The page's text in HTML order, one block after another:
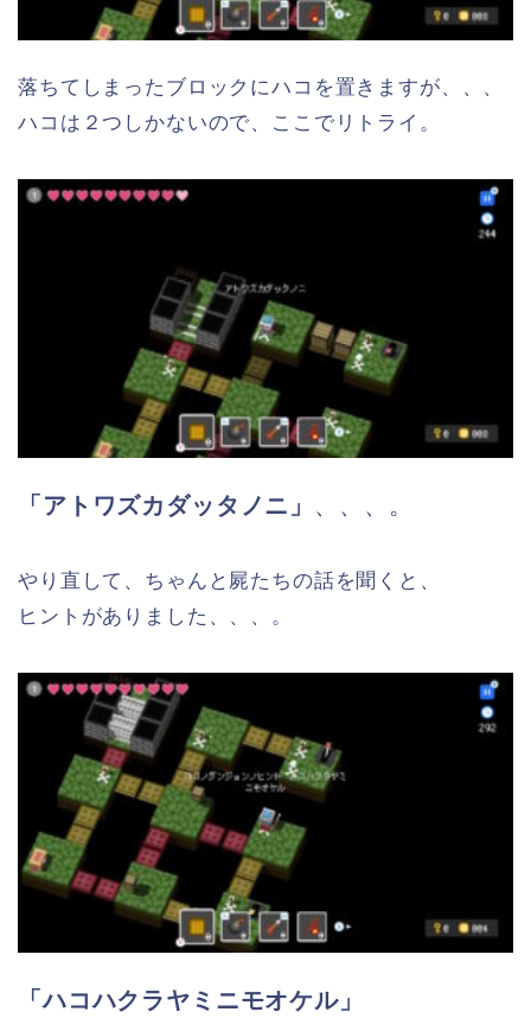
落ちてしまったブロックにハコを置きますが、、、
ハコは２つしかないので、ここでリトライ。
「アトワズカダッタノニ」 、、、。
やり直して、ちゃんと屍たちの話を聞くと、
ヒントがありました、、、。
「ハコハクラヤミニモオケル」